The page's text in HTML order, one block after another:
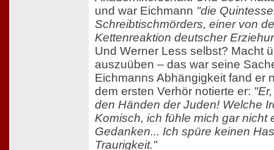
und war Eichmann "die
Schreibtischmörders, einer von
Kettenreaktion deutscher
Und Werner Less selbst? Macht
auszuüben – das war seine
Eichmanns Abhängigkeit fand er
dem ersten Verhör notierte er:
den Händen der Juden! Welche
Komisch, ich fühle mich gar nicht
Gedanken... Ich spüre keinen
Traurigkeit."